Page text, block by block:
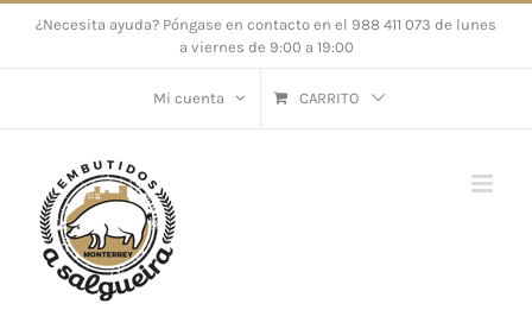
Saltar¿Necesita ayuda? Póngase en contacto en el 988 411 073 de lunes
a viernes de 9:00 a 19:00
Mi cuenta CARRITO